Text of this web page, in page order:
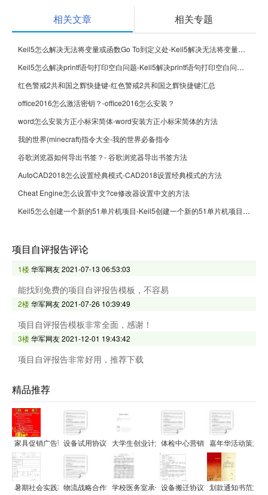
相关文章 相关专题
Keil5怎么解决无法将变量或函数Go To到定义处-Keil5解决无法将变量或函数Go To到定义处的方法
Keil5怎么解决printf语句打印空白问题-Keil5解决printf语句打印空白问题的方法
红色警戒2共和国之辉快捷键-红色警戒2共和国之辉快捷键汇总
office2016怎么激活密钥？-office2016怎么安装？
word怎么安装方正小标宋简体-word安装方正小标宋简体的方法
我的世界(minecraft)指令大全-我的世界必备指令
谷歌浏览器如何导出书签？- 谷歌浏览器导出书签方法
AutoCAD2018怎么设置经典模式-CAD2018设置经典模式的方法
Cheat Engine怎么设置中文?ce修改器设置中文的方法
Keil5怎么创建一个新的51单片机项目-Keil5创建一个新的51单片机项目的方法
项目自评报告评论
1楼华军网友2021-07-13 06:53:03
能找到免费的项目自评报告模板，不容易
2楼华军网友2021-07-26 10:39:49
项目自评报告模板非常全面，感谢！
3楼华军网友2021-12-01 19:43:42
项目自评报告非常好用，推荐下载
精品推荐
家具促销广告语范文设备试用协议范文大学生创业计划书范文体检中心营销策划方案范文
嘉年华活动策划
暑期社会实践项目申报书范文
物流战略合作协议范文学校医务室承包经营协议范文
设备搬迁协议范文划款通知书范文